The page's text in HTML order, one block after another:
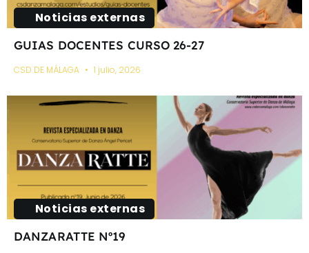
Noticias externas
GUIAS DOCENTES CURSO 26-27
CSD DE MÁLAGA 1 julio, 2026
Noticias externas
DANZARATTE Nº19